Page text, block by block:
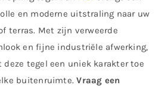
en moderne uitstraling naar uw
terras. Met zijn verweerde
en fijne industriële afwerking,
deze tegel een uniek karakter toe
buitenruimte.Vraag een